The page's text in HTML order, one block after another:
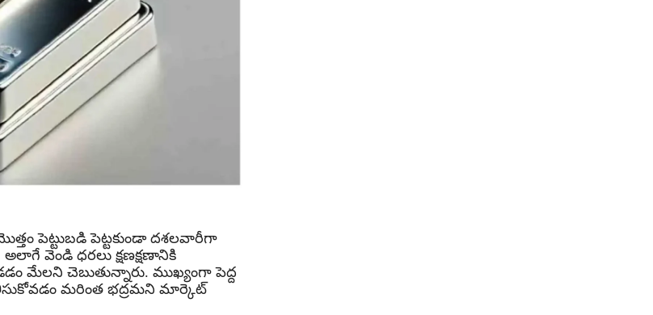
పెట్టుబడి పెట్టకుండా దశలవారీగా
వెండి ధరలు క్షణక్షణానికి
మేలని చెబుతున్నారు. ముఖ్యంగా పెద్ద
తీసుకోవడం మరింత భద్రమని మార్కెట్